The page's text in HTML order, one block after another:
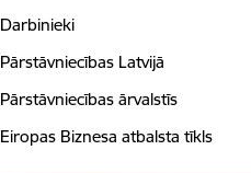
Darbinieki
Pārstāvniecības Latvijā
Pārstāvniecības ārvalstīs
Eiropas Biznesa atbalsta tīkls